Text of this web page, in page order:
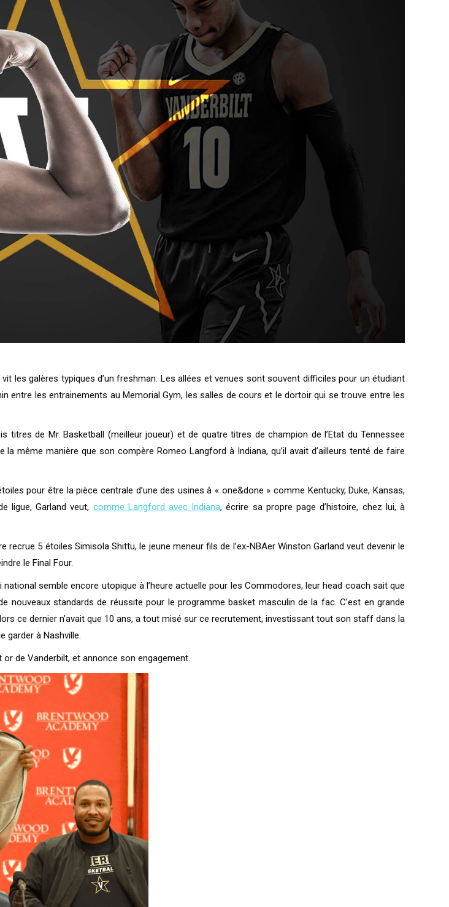
les galères typiques d’un freshman. Les allées et venues sont souvent difficiles pour un étudiant
les entrainements au Memorial Gym, les salles de cours et le dortoir qui se trouve entre les
de Mr. Basketball (meilleur joueur) et de quatre titres de champion de l’Etat du Tennessee
même manière que son compère Romeo Langford à Indiana, qu’il avait d’ailleurs tenté de faire
pour être la pièce centrale d’une des usines à « one&done » comme Kentucky, Duke, Kansas,
ligue, Garland veut, comme Langford avec Indiana, écrire sa propre page d’histoire, chez lui, à
5 étoiles Simisola Shittu, le jeune meneur fils de l’ex-NBAer Winston Garland veut devenir le
le Final Four.
semble encore utopique à l’heure actuelle pour les Commodores, leur head coach sait que
nouveaux standards de réussite pour le programme basket masculin de la fac. C’est en grande
ce dernier n’avait que 10 ans, a tout misé sur ce recrutement, investissant tout son staff dans la
garder à Nashville.
de Vanderbilt, et annonce son engagement.